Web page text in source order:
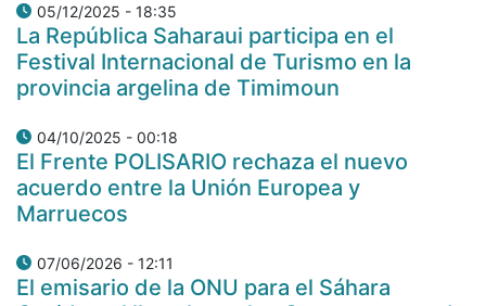
05/12/2025 - 18:35
La República Saharaui participa en el
Festival Internacional de Turismo en la
provincia argelina de Timimoun
04/10/2025 - 00:18
El Frente POLISARIO rechaza el nuevo
acuerdo entre la Unión Europea y
Marruecos
07/06/2026 - 12:11
El emisario de la ONU para el Sáhara